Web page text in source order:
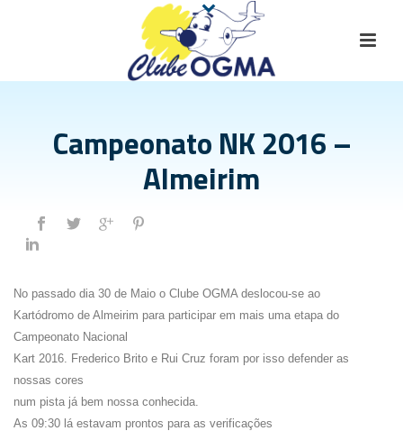
Campeonato NK 2016 –
Almeirim
No passado dia 30 de Maio o Clube OGMA deslocou-se ao
Kartódromo de Almeirim para participar em mais uma etapa do
Campeonato Nacional
Kart 2016. Frederico Brito e Rui Cruz foram por isso defender as
nossas cores
num pista já bem nossa conhecida.
As 09:30 lá estavam prontos para as verificações